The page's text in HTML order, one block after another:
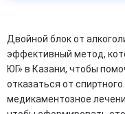
Двойной блок от
эффективный метод,
ЮГ» в Казани, чтобы
отказаться от
медикаментозное